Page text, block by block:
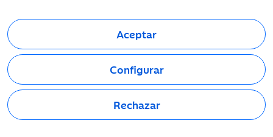
Aceptar
Configurar
Rechazar
Fecha de Edición: 06/08/2026
©Ibercaja Banco, S.A. - IBERCAJA - NIF. A-99319030 R.M. de
Zaragoza (T.3865. F.1. H.Z.-52186, Inscripc.1º).
Entidad de Crédito inscrita en el Registro Especial del Banco de
España con el código 2085.
Domicilio social: Plaza de Basilio Paraíso, 2. 50008-Zaragoza.